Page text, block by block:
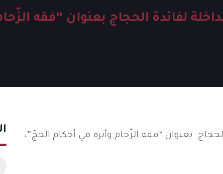
لفائدة الحجاج بعنوان “فقه
بعنوان “فقه الزّحام وأثره في أحكام الحجّ”،